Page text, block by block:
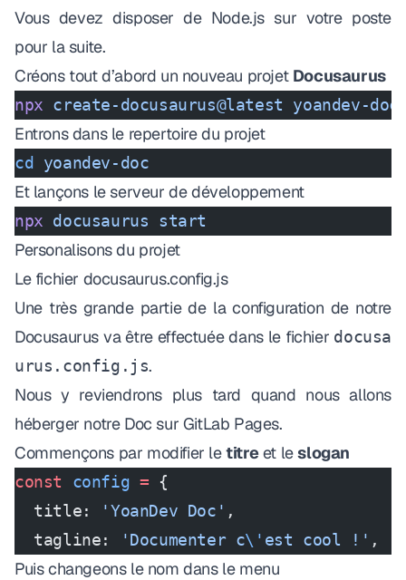
Vous devez disposer de Node.js sur votre poste
pour la suite.
Créons tout d’abord un nouveau projet Docusaurus
npx create-docusaurus@latest yoandev-doc
Entrons dans le repertoire du projet
cd yoandev-doc
Et lançons le serveur de développement
npx docusaurus start
Personalisons du projet
Le fichier docusaurus.config.js
Une très grande partie de la configuration de notre
Docusaurus va être effectuée dans le fichier docusa
urus.config.js.
Nous y reviendrons plus tard quand nous allons
héberger notre Doc sur GitLab Pages.
Commençons par modifier letitreet leslogan
const config = {
  title:
'YoanDev Doc' ,
  tagline:
'Documenter c\' est cool !' ,
Puis changeons le nom dans le menu